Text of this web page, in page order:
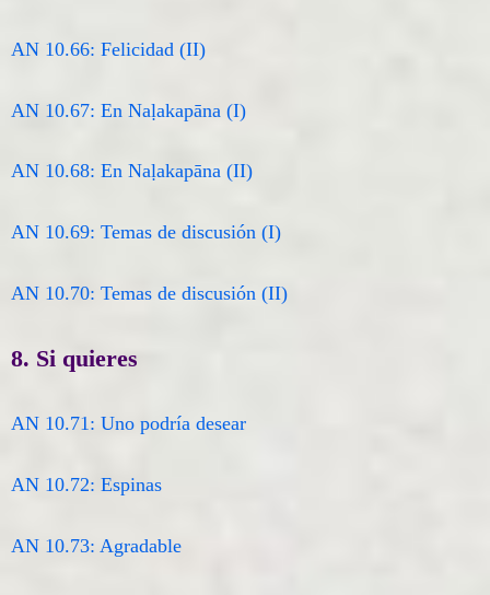
AN 10.66: Felicidad (II)
AN 10.67: En Naḷakapāna (I)
AN 10.68: En Naḷakapāna (II)
AN 10.69: Temas de discusión (I)
AN 10.70: Temas de discusión (II)
8. Si quieres
AN 10.71: Uno podría desear
AN 10.72: Espinas
AN 10.73: Agradable